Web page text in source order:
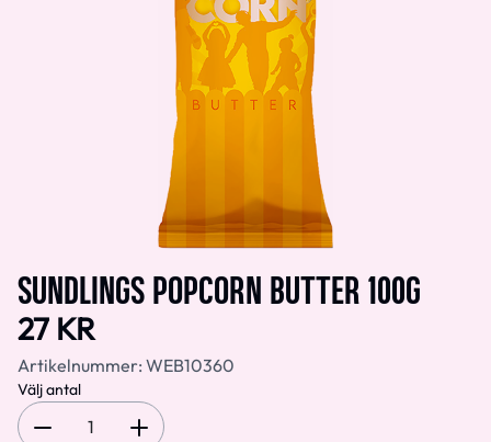
SUNDLINGS POPCORN BUTTER 100G
27 KR
Artikelnummer: WEB10360
Välj antal
1